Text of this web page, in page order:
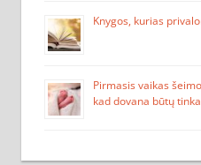
Knygos, kurias
Pirmasis vaikas
kad dovana būtų